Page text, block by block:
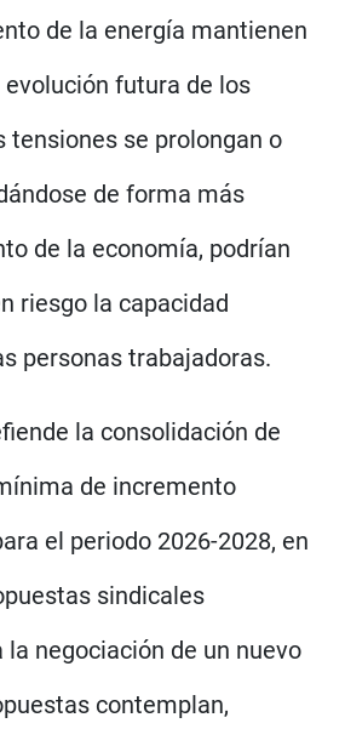
de la energía mantienen
futura de los
tensiones se prolongan o
de forma más
de la economía, podrían
riesgo la capacidad
personas trabajadoras.
la consolidación de
de incremento
el periodo 2026-2028, en
sindicales
la negociación de un nuevo
contemplan,